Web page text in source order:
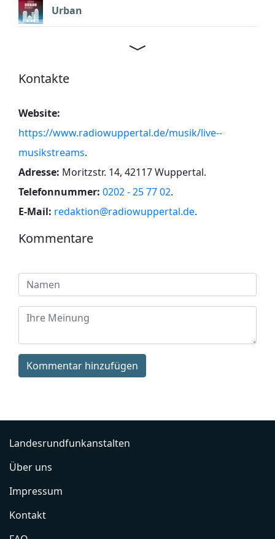
Urban
Kontakte
Website:
https://www.radiowuppertal.de/musik/live--
musikstreams.
Adresse: Moritzstr. 14, 42117 Wuppertal.
Telefonnummer: 0202 - 25 77 02.
E-Mail: redaktion@radiowuppertal.de.
Kommentare
Kommentar hinzufügen
Landesrundfunkanstalten
Über uns
Impressum
Kontakt